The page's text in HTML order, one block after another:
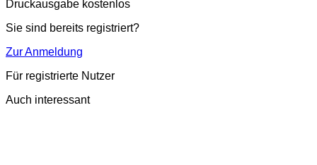
Druckausgabe kostenlos
Sie sind bereits registriert?
Zur Anmeldung
Für registrierte Nutzer
Auch interessant